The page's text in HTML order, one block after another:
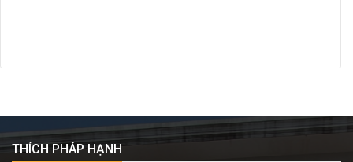
THÍCH PHÁP HẠNH